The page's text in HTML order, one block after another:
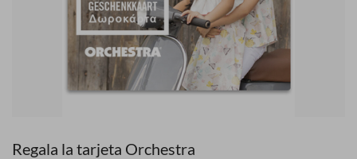
Regala la tarjeta Orchestra